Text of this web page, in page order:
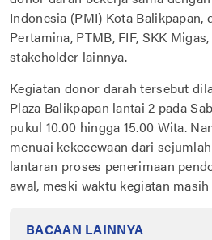
Indonesia (PMI) Kota Balikpapan,
Pertamina, PTMB, FIF, SKK
stakeholder lainnya.
Kegiatan donor darah tersebut
Plaza Balikpapan lantai 2 pada
pukul 10.00 hingga 15.00 Wita.
menuai kekecewaan dari
lantaran proses penerimaan
awal, meski waktu kegiatan
BACAAN LAINNYA